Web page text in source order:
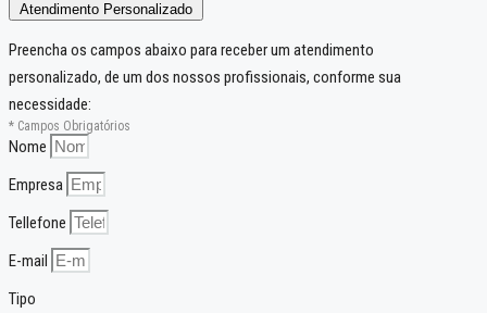
Atendimento Personalizado
Preencha os campos abaixo para receber um atendimento
personalizado, de um dos nossos profissionais, conforme sua
necessidade:
* Campos Obrigatórios
Nome
Empresa
Tellefone
E-mail
Tipo